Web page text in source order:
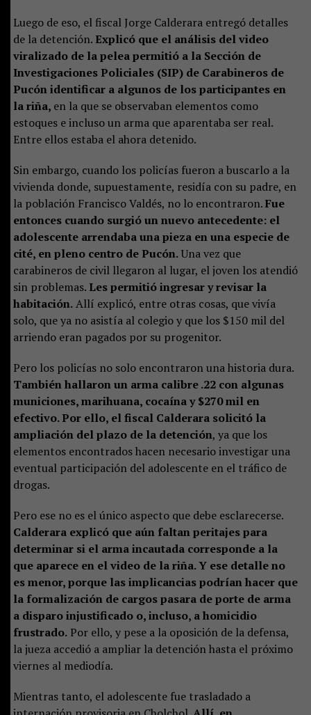
Luego de eso, el fiscal Jorge Calderara entregó detalles
de la detención. Explicó que el análisis del video
viralizado de la pelea permitió a la Sección de
Investigaciones Policiales (SIP) de Carabineros de
Pucón identificar a algunos de los participantes en
la riña, en la que se observaban elementos como
estoques e incluso un arma que aparentaba ser real.
Entre ellos estaba el ahora detenido.
Sin embargo, cuando los policías fueron a buscarlo a la
vivienda donde, supuestamente, residía con su padre, en
la población Francisco Valdés, no lo encontraron.Fue
entonces cuando surgió un nuevo antecedente: el
adolescente arrendaba una pieza en una especie de
cité, en pleno centro de Pucón.Una vez que
carabineros de civil llegaron al lugar, el joven los atendió
sin problemas. Les permitió ingresar y revisar la
habitación.Allí explicó, entre otras cosas, que vivía
solo, que ya no asistía al colegio y que los $150 mil del
arriendo eran pagados por su progenitor.
Pero los policías no solo encontraron una historia dura.
También hallaron un arma calibre .22 con algunas
municiones, marihuana, cocaína y $270 mil en
efectivo. Por ello, el fiscal Calderara solicitó la
ampliación del plazo de la detención, ya que los
elementos encontrados hacen necesario investigar una
eventual participación del adolescente en el tráfico de
drogas.
Pero ese no es el único aspecto que debe esclarecerse.
Calderara explicó que aún faltan peritajes para
determinar si el arma incautada corresponde a la
que aparece en el video de la riña. Y ese detalle no
es menor, porque las implicancias podrían hacer que
la formalización de cargos pasara de porte de arma
a disparo injustificado o, incluso, a homicidio
frustrado.Por ello, y pese a la oposición de la defensa,
la jueza accedió a ampliar la detención hasta el próximo
viernes al mediodía.
Mientras tanto, el adolescente fue trasladado a